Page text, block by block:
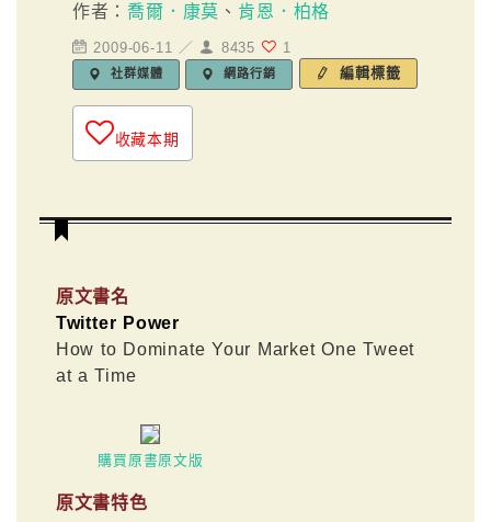
作者：喬爾．康莫 、 肯恩．柏格
2009-06-11 ／ 8435 1
社群媒體 網路行銷 編輯標籤
收藏本期
原文書名
Twitter Power
How to Dominate Your Market One Tweet
at a Time
購買原書原文版
原文書特色